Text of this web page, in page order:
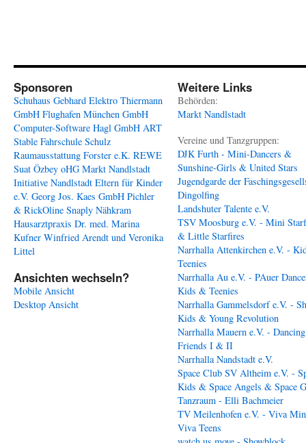
Sponsoren
Schuhaus Gebhard Elektro Thiermann
GmbH Flughafen München GmbH
Computer-Software Hagl GmbH ART
Stable Fahrschule Schulz
Raumausstattung Forster e.K. REWE
Suat Özbey oHG Markt Nandlstadt
Initiative Nandlstadt Eltern für Kinder
e.V. Georg Jos. Kaes GmbH Pichler
& RickOline Snaply Nähkram
Hausarztpraxis Dr. med. Marina
Kufner Winfried Arendt und Veronika
Littel
Ansichten wechseln?
Mobile Ansicht
Desktop Ansicht
Weitere Links
Behörden:
Markt Nandlstadt
Vereine und Tanzgruppen:
DJK Furth - Mini-Dancers &
Sunshine-Girls & United Stars
Jugendgarde der
Dingolfing
Landshuter Talente e.V.
TSV Moosburg e.V. - Mini
& Little Starfires
Narrhalla Attenkirchen e.V. -
Teenies
Narrhalla Au e.V. - PAuer
Kids & Teenies
Narrhalla Gammelsdorf e.V. -
Kids & Young Revolution
Narrhalla Mauern e.V. - Dancing
Friends I & II
Narrhalla Nandstadt e.V.
Space Club SV Altheim e.V. -
Kids & Space Angels & Space
Tanzraum - Elli Bachmeier
TV Meilenhofen e.V. - Viva
Viva Teens